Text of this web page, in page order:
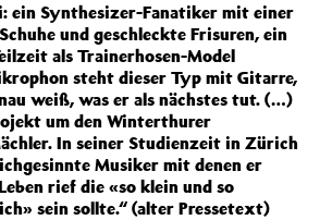
ein Synthesizer-Fanatiker mit einer
und geschleckte Frisuren, ein
als Trainerhosen-Model
steht dieser Typ mit Gitarre,
weiß, was er als nächstes tut. (…)
um den Winterthurer
In seiner Studienzeit in Zürich
Musiker mit denen er
rief die «so klein und so
sein sollte.“ (alter Pressetext)